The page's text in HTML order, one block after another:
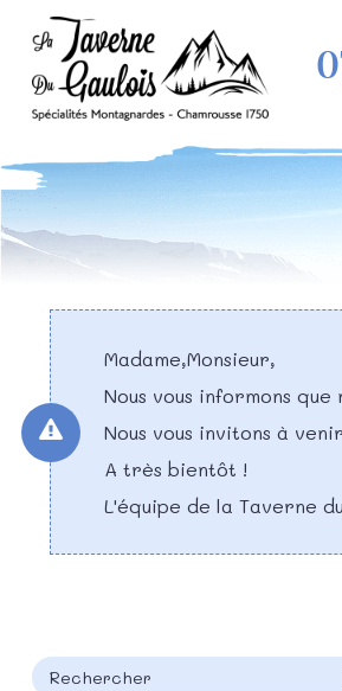
Madame,Monsieur,
Nous vous informons
Nous vous invitons à
A très bientôt !
L'équipe de la Taverne